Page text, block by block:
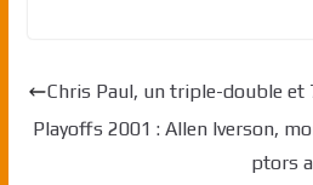
Chris Paul, un triple-double
Playoffs 2001 : Allen Iverson,
ptors